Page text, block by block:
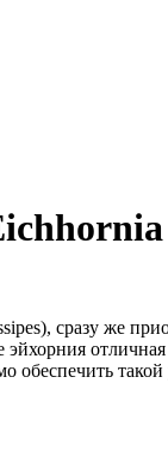
сразу же